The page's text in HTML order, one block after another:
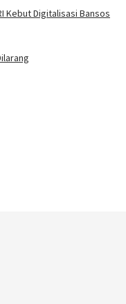
Kebut Digitalisasi Bansos